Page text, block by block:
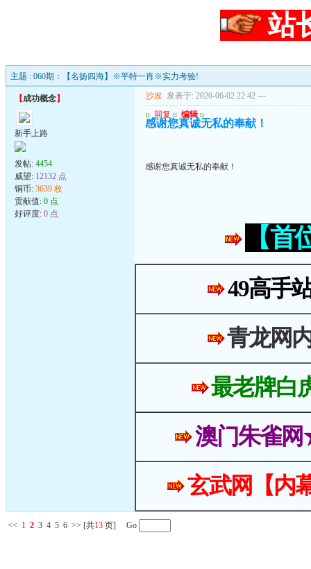
站
主题 : 060期：【名扬四海】※平特一肖※实力考验!
【成功概念】
新手上路
发帖: 4454
威望: 12132 点
铜币: 3639 枚
贡献值: 0 点
好评度: 0 点
沙发 发表于: 2026-06-02 22:42 ---
u 回复 u 编辑 u
感谢您真诚无私的奉献！
感谢您真诚无私的奉献！
【
49高手
青龙网
最老牌白
澳门朱雀
玄武网【内
<< 1 2 3 4 5 6 >> [共13 页] Go